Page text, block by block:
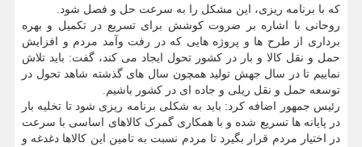
که با برنامه ریزی، این مشکل را به سرعت حل و فصل شود.
روحانی با اشاره بر ضروت کوشش برای تسریع در تکمیل و بهره
برداری از طرح ها و پروژه هایی که در رفت وآمد مردم و افزایش
حمل و نقل کالا و بار در کشور تحول ایجاد می کند، گفت: باید تلاش
نماییم تا در سال جهش تولید همچون سال های گذشته شاهد تحول در
توسعه حمل و نقل ریلی و جاده ای در کشور باشیم.
رئیس جمهور اضافه کرد: باید به شکلی برنامه ریزی شود تا تخلیه بار
در پایانه ها تسریع شده و با همکاری گمرک کالاهای اساسی با سرعت
در اختیار مردم قرار بگیرد تا مردم نسبت به تامین این کالاها دغدغه و